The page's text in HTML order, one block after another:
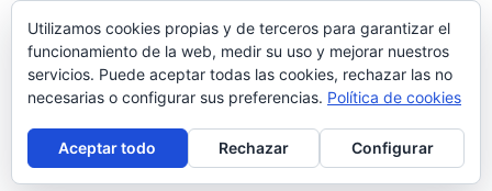
Copyright © 2026Nos Vamos de Rutica| Tema
de:Theme Horse | Desarrollado por: WordPress
Utilizamos cookies propias y de terceros para garantizar el
funcionamiento de la web, medir su uso y mejorar nuestros
servicios. Puede aceptar todas las cookies, rechazar las no
necesarias o configurar sus preferencias. Política de cookies
Aceptar todo Rechazar Configurar